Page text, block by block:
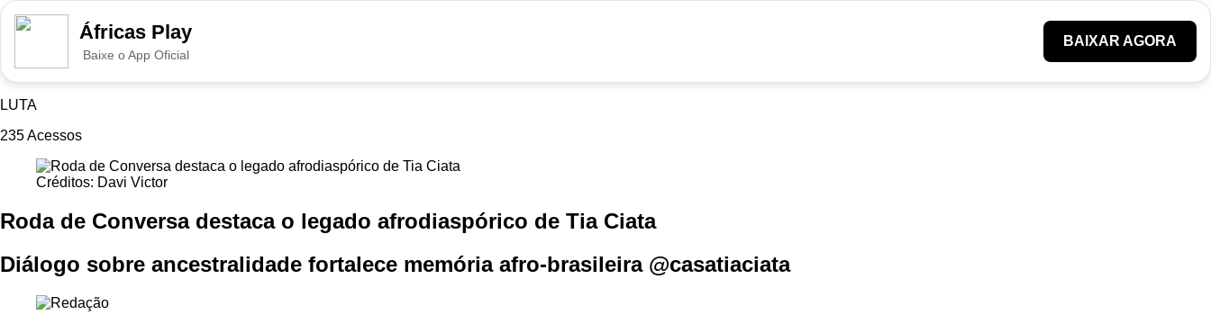
Áfricas Play
Baixe o App Oficial
BAIXAR AGORA
LUTA
235Acessos
Créditos: Davi Victor
Roda de Conversa destaca o legado afrodiaspórico de Tia Ciata
Diálogo sobre ancestralidade fortalece memória afro-brasileira @casatiaciata